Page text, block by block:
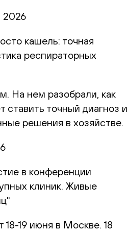
2026
кашель: точная
респираторных
На нем разобрали, как
ставить точный диагноз и
решения в хозяйстве.
в конференции
клиник. Живые
19 июня в Москве. 18